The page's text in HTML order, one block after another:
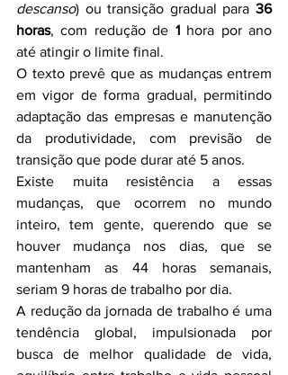
descanso) ou transição gradual para 36
horas, com redução de 1 hora por ano
até atingir o limite final.
O texto prevê que as mudanças entrem
em vigor de forma gradual, permitindo
adaptação das empresas e manutenção
da produtividade, com previsão de
transição que pode durar até 5 anos.
Existe muita resistência a essas
mudanças, que ocorrem no mundo
inteiro, tem gente, querendo que se
houver mudança nos dias, que se
mantenham as 44 horas semanais,
seriam 9 horas de trabalho por dia.
A redução da jornada de trabalho é uma
tendência global, impulsionada por
busca de melhor qualidade de vida,